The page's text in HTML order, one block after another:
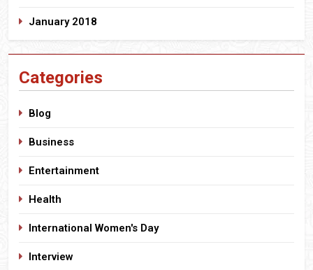
January 2018
Categories
Blog
Business
Entertainment
Health
International Women's Day
Interview